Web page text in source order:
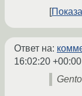
Ответ на:
16:02:20 +00:00